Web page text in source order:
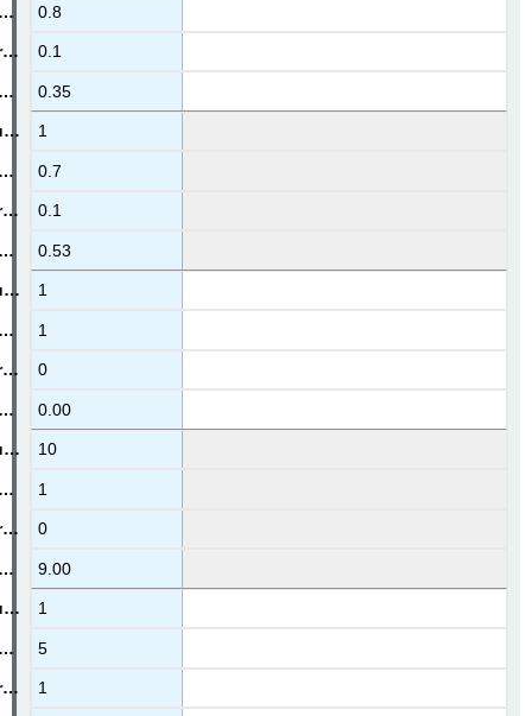
0.8
0.1
0.35
1
0.7
0.1
0.53
1
1
0
0.00
10
1
0
9.00
1
5
1